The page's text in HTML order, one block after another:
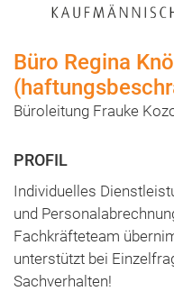
Büro Regina
Büroleitung Frauke
Individuelles
und
Fachkräfteteam
unterstützt bei
Sachverhalten!